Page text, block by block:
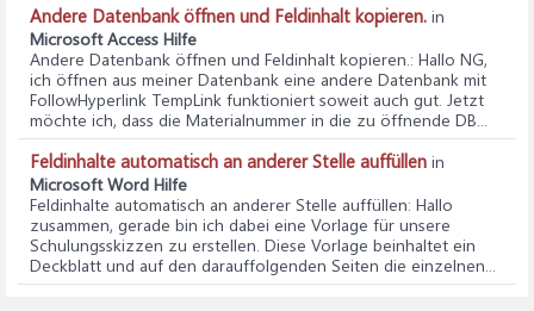
Andere Datenbank öffnen und Feldinhalt kopieren. in
Microsoft Access Hilfe
Andere Datenbank öffnen und Feldinhalt kopieren.: Hallo NG,
ich öffnen aus meiner Datenbank eine andere Datenbank mit
FollowHyperlink TempLink funktioniert soweit auch gut. Jetzt
möchte ich, dass die Materialnummer in die zu öffnende DB...
Feldinhalte automatisch an anderer Stelle auffüllen in
Microsoft Word Hilfe
Feldinhalte automatisch an anderer Stelle auffüllen: Hallo
zusammen, gerade bin ich dabei eine Vorlage für unsere
Schulungsskizzen zu erstellen. Diese Vorlage beinhaltet ein
Deckblatt und auf den darauffolgenden Seiten die einzelnen...